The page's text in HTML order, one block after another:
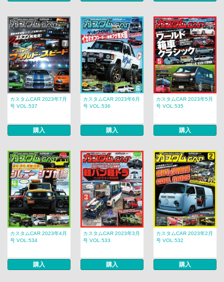
カスタムCAR 2023年7月
号 VOL.537
購入
カスタムCAR 2023年6月
号 VOL.536
購入
カスタムCAR 2023年5月
号 VOL.535
購入
カスタムCAR 2023年4月
号 VOL.534
購入
カスタムCAR 2023年3月
号 VOL.533
購入
カスタムCAR 2023年2月
号 VOL.532
購入